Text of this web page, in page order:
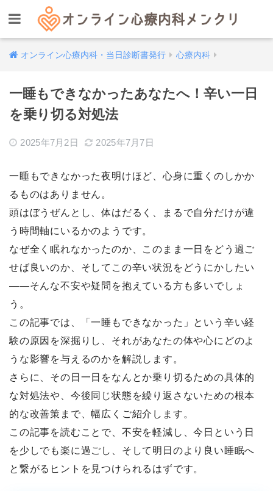
オンライン心療内科・当日診断書発行 心療内科
一睡もできなかったあなたへ！辛い一日
を乗り切る対処法
2025年7月2日 2025年7月7日
一睡もできなかった夜明けほど、心身に重くのしかか
るものはありません。
頭はぼうぜんとし、体はだるく、まるで自分だけが違
う時間軸にいるかのようです。
なぜ全く眠れなかったのか、このまま一日をどう過ご
せば良いのか、そしてこの辛い状況をどうにかしたい
――そんな不安や疑問を抱えている方も多いでしょ
う。
この記事では、「一睡もできなかった」という辛い経
験の原因を深掘りし、それがあなたの体や心にどのよ
うな影響を与えるのかを解説します。
さらに、その日一日をなんとか乗り切るための具体的
な対処法や、今後同じ状態を繰り返さないための根本
的な改善策まで、幅広くご紹介します。
この記事を読むことで、不安を軽減し、今日という日
を少しでも楽に過ごし、そして明日のより良い睡眠へ
と繋がるヒントを見つけられるはずです。